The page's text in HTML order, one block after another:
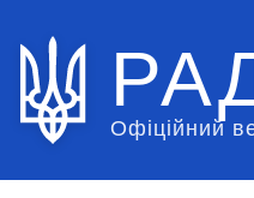
Офіційний